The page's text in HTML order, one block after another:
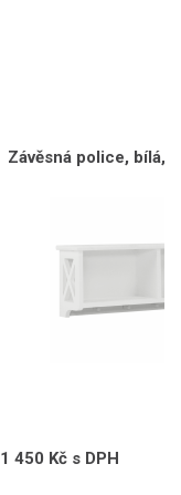
Závěsná police, bílá,
1 450 Kč s DPH